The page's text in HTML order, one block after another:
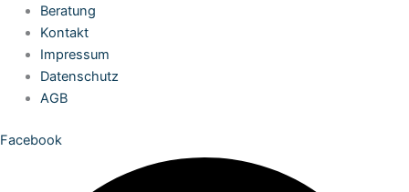
Zum
Inhalt
springen
Beratung
Kontakt
Impressum
Datenschutz
AGB
Facebook